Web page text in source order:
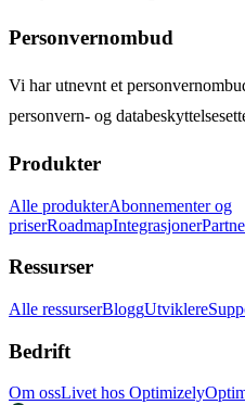
Personvernombud
Vi har utnevnt et
personvern- og
Produkter
Alle produkterAbonnementer og
priserRoadmapIntegrasjoner
Ressurser
Alle ressurserBloggUtviklere
Bedrift
Om ossLivet hos Optimizely